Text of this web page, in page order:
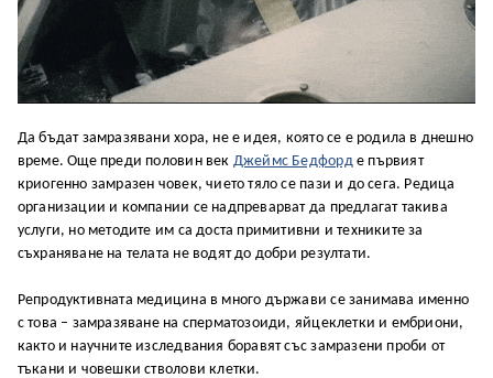
Да бъдат замразявани хора, не е идея, която се е родила в днешно
време. Още преди половин век Джеймс Бедфорде първият
криогенно замразен човек, чието тяло се пази и до сега. Редица
организации и компании се надпреварват да предлагат такива
услуги, но методите им са доста примитивни и техниките за
съхраняване на телата не водят до добри резултати.
Репродуктивната медицина в много държави се занимава именно
с това – замразяване на сперматозоиди, яйцеклетки и ембриони,
както и научните изследвания боравят със замразени проби от
тъкани и човешки стволови клетки.